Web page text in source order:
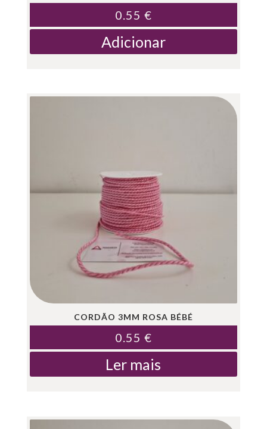
0.55 €
Adicionar
CORDÃO 3MM ROSA BÉBÉ
0.55 €
Ler mais